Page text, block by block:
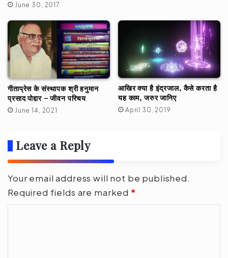
June 30, 2017
गीताप्रेस के संस्थापक श्री हनुमान
प्रसाद पोद्दार – जीवन परिचय
June 14, 2021
आखिर क्या है इंद्रजाल, कैसे करता है
यह काम, जरुर जानिए
April 30, 2019
Leave a Reply
Your email address will not be published.
Required fields are marked *